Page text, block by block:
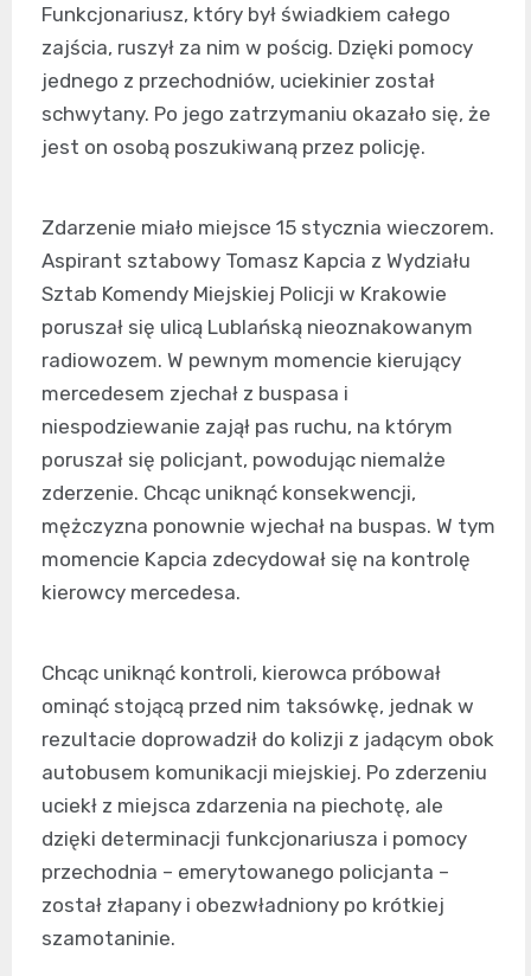
Funkcjonariusz, który był świadkiem całego
zajścia, ruszył za nim w pościg. Dzięki pomocy
jednego z przechodniów, uciekinier został
schwytany. Po jego zatrzymaniu okazało się, że
jest on osobą poszukiwaną przez policję.
Zdarzenie miało miejsce 15 stycznia wieczorem.
Aspirant sztabowy Tomasz Kapcia z Wydziału
Sztab Komendy Miejskiej Policji w Krakowie
poruszał się ulicą Lublańską nieoznakowanym
radiowozem. W pewnym momencie kierujący
mercedesem zjechał z buspasa i
niespodziewanie zajął pas ruchu, na którym
poruszał się policjant, powodując niemalże
zderzenie. Chcąc uniknąć konsekwencji,
mężczyzna ponownie wjechał na buspas. W tym
momencie Kapcia zdecydował się na kontrolę
kierowcy mercedesa.
Chcąc uniknąć kontroli, kierowca próbował
ominąć stojącą przed nim taksówkę, jednak w
rezultacie doprowadził do kolizji z jadącym obok
autobusem komunikacji miejskiej. Po zderzeniu
uciekł z miejsca zdarzenia na piechotę, ale
dzięki determinacji funkcjonariusza i pomocy
przechodnia – emerytowanego policjanta –
został złapany i obezwładniony po krótkiej
szamotaninie.